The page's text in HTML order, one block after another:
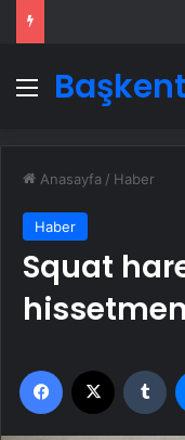
Menü
Anasayfa / Haber
Haber
Squat
Facebook